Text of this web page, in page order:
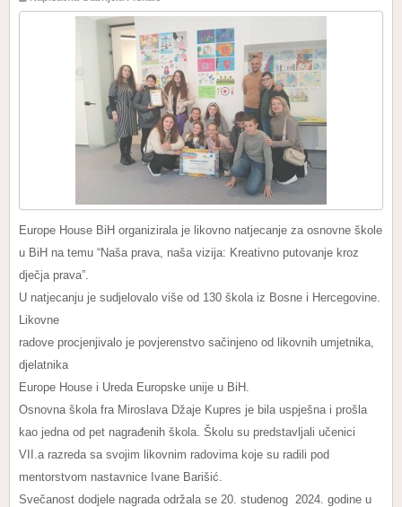
Europe House BiH organizirala je likovno natjecanje za osnovne škole
u BiH na temu “Naša prava, naša vizija: Kreativno putovanje kroz
dječja prava”.
U natjecanju je sudjelovalo više od 130 škola iz Bosne i Hercegovine.
Likovne
radove procjenjivalo je povjerenstvo sačinjeno od likovnih umjetnika,
djelatnika
Europe House i Ureda Europske unije u BiH.
Osnovna škola fra Miroslava Džaje Kupres je bila uspješna i prošla
kao jedna od pet nagrađenih škola. Školu su predstavljali učenici
VII.a razreda sa svojim likovnim radovima koje su radili pod
mentorstvom nastavnice Ivane Barišić.
Svečanost dodjele nagrada održala se 20. studenog 2024. godine u